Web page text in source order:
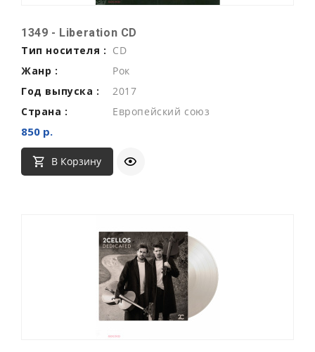
1349 - Liberation CD
Тип носителя : CD
Жанр :
Рок
Год выпуска :
2017
Страна :
Европейский союз
850 р.
В Корзину